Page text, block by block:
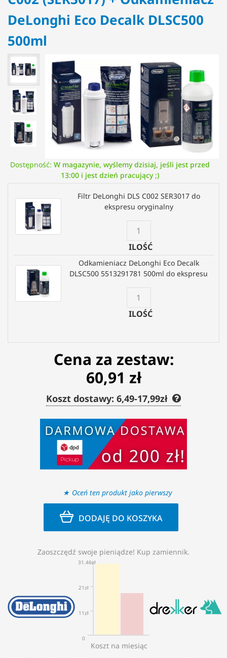
DeLonghi Eco Decalk DLSC500
500ml
Dostępność: W magazynie, wyślemy dzisiaj, jeśli jest przed
13:00 i jest dzień pracujący ;)
Filtr DeLonghi DLS C002 SER3017 do
ekspresu oryginalny
ILOŚĆ
Odkamieniacz DeLonghi Eco Decalk
DLSC500 5513291781 500ml do ekspresu
ILOŚĆ
Cena za zestaw:
60,91 zł
Koszt dostawy: 6,49-17,99zł
Oceń ten produkt jako pierwszy
DODAJĘ DO KOSZYKA
Zaoszczędź swoje pieniądze! Kup zamiennik.
31.46zł
21zł
11zł
0
Koszt na miesiąc